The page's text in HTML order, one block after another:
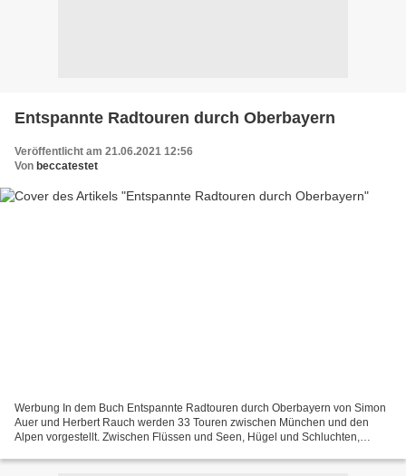
Entspannte Radtouren durch Oberbayern
Veröffentlicht am 21.06.2021 12:56
Von beccatestet
Werbung In dem Buch Entspannte Radtouren durch Oberbayern von Simon
Auer und Herbert Rauch werden 33 Touren zwischen München und den
Alpen vorgestellt. Zwischen Flüssen und Seen, Hügel und Schluchten,